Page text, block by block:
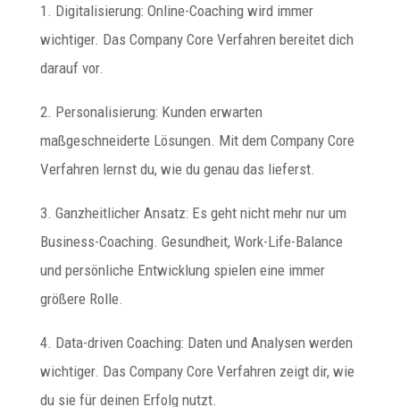
1. Digitalisierung: Online-Coaching wird immer
wichtiger. Das Company Core Verfahren bereitet dich
darauf vor.
2. Personalisierung: Kunden erwarten
maßgeschneiderte Lösungen. Mit dem Company Core
Verfahren lernst du, wie du genau das lieferst.
3. Ganzheitlicher Ansatz: Es geht nicht mehr nur um
Business-Coaching. Gesundheit, Work-Life-Balance
und persönliche Entwicklung spielen eine immer
größere Rolle.
4. Data-driven Coaching: Daten und Analysen werden
wichtiger. Das Company Core Verfahren zeigt dir, wie
du sie für deinen Erfolg nutzt.